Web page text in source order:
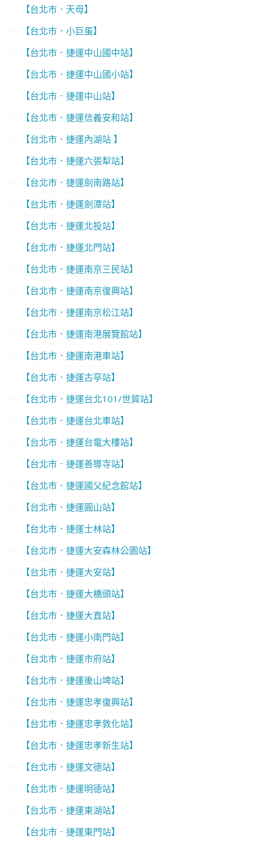
【台北市．天母】
【台北市．小巨蛋】
【台北市．捷運中山國中站】
【台北市．捷運中山國小站】
【台北市．捷運中山站】
【台北市．捷運信義安和站】
【台北市．捷運內湖站 】
【台北市．捷運六張犁站】
【台北市．捷運劍南路站】
【台北市．捷運劍潭站】
【台北市．捷運北投站】
【台北市．捷運北門站】
【台北市．捷運南京三民站】
【台北市．捷運南京復興站】
【台北市．捷運南京松江站】
【台北市．捷運南港展覽館站】
【台北市．捷運南港車站】
【台北市．捷運古亭站】
【台北市．捷運台北101/世貿站】
【台北市．捷運台北車站】
【台北市．捷運台電大樓站】
【台北市．捷運善導寺站】
【台北市．捷運國父紀念館站】
【台北市．捷運圓山站】
【台北市．捷運士林站】
【台北市．捷運大安森林公園站】
【台北市．捷運大安站】
【台北市．捷運大橋頭站】
【台北市．捷運大直站】
【台北市．捷運小南門站】
【台北市．捷運市府站】
【台北市．捷運後山埤站】
【台北市．捷運忠孝復興站】
【台北市．捷運忠孝敦化站】
【台北市．捷運忠孝新生站】
【台北市．捷運文德站】
【台北市．捷運明德站】
【台北市．捷運東湖站】
【台北市．捷運東門站】